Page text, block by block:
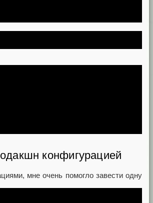
конфигурацией
мне очень помогло завести одну